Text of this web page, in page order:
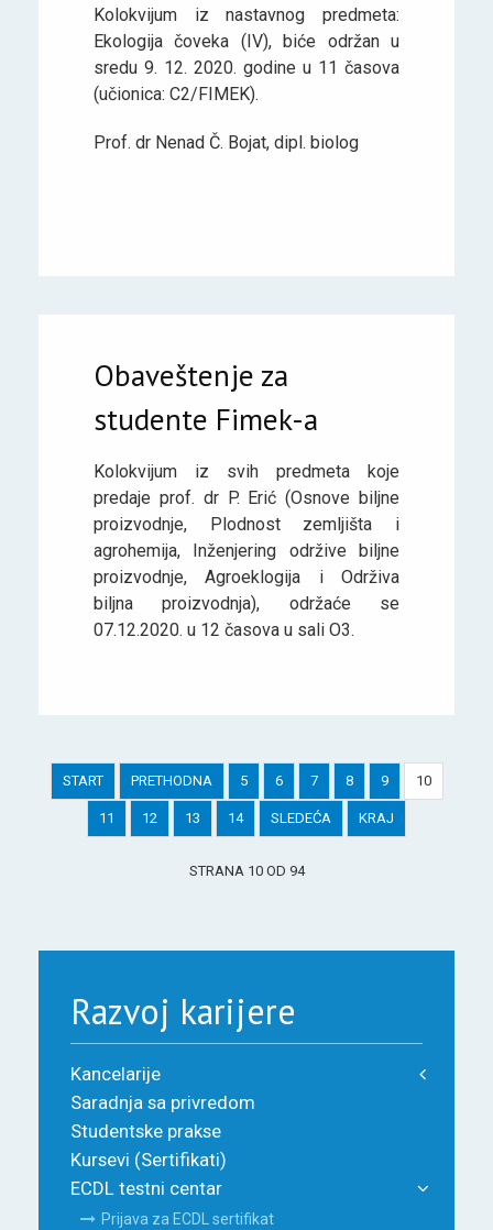
Kolokvijum iz nastavnog predmeta:
Ekologija čoveka (IV), biće održan u
sredu 9. 12. 2020. godine u 11 časova
(učionica: C2/FIMEK).
Prof. dr Nenad Č. Bojat, dipl. biolog
Obaveštenje za
studente Fimek-a
Kolokvijum iz svih predmeta koje
predaje prof. dr P. Erić (Osnove biljne
proizvodnje, Plodnost zemljišta i
agrohemija, Inženjering održive biljne
proizvodnje, Agroeklogija i Održiva
biljna proizvodnja), održaće se
07.12.2020. u 12 časova u sali O3.
START PRETHODNA 5 6 7 8 9 10
11 12 13 14 SLEDEĆA KRAJ
STRANA 10 OD 94
Razvoj karijere
Kancelarije
Saradnja sa privredom
Studentske prakse
Kursevi (Sertifikati)
ECDL testni centar
Prijava za ECDL sertifikat